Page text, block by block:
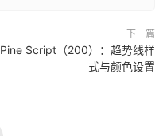
下一篇
Pine Script（200）：趋势线样
式与颜色设置